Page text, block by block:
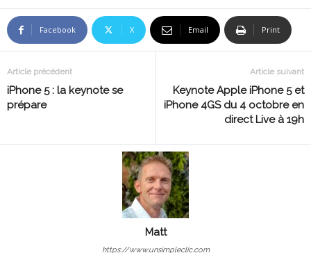
Facebook X Email Print
Article précédent
iPhone 5 : la keynote se
prépare
Article suivant
Keynote Apple iPhone 5 et
iPhone 4GS du 4 octobre en
direct Live à 19h
Matt
https://www.unsimpleclic.com